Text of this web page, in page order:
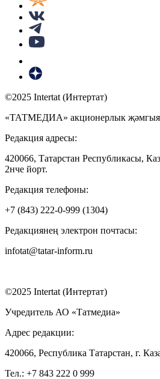
©2025 Intertat (Интертат)
«ТАТМЕДИА» акционерлык
Редакция адресы:
420066, Татарстан Республикасы,
2нче йорт.
Редакция телефоны:
+7 (843) 222-0-999 (1304)
Редакциянең электрон почтасы:
infotat@tatar-inform.ru
©2025 Intertat (Интертат)
Учредитель АО «Татмедиа»
Адрес редакции:
420066, Республика Татарстан, г.
Тел.: +7 843 222 0 999